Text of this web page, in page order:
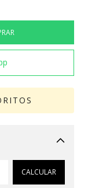
Alterar CEP
CALCULAR